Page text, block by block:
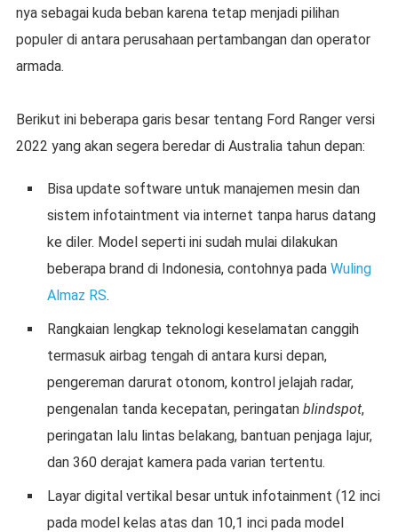
nya sebagai kuda beban karena tetap menjadi pilihan
populer di antara perusahaan pertambangan dan operator
armada.
Berikut ini beberapa garis besar tentang Ford Ranger versi
2022 yang akan segera beredar di Australia tahun depan:
Bisa update software untuk manajemen mesin dan
sistem infotaintment via internet tanpa harus datang
ke diler. Model seperti ini sudah mulai dilakukan
beberapa brand di Indonesia, contohnya pada Wuling
Almaz RS.
Rangkaian lengkap teknologi keselamatan canggih
termasuk airbag tengah di antara kursi depan,
pengereman darurat otonom, kontrol jelajah radar,
pengenalan tanda kecepatan, peringatan blindspot,
peringatan lalu lintas belakang, bantuan penjaga lajur,
dan 360 derajat kamera pada varian tertentu.
Layar digital vertikal besar untuk infotainment (12 inci
pada model kelas atas dan 10,1 inci pada model